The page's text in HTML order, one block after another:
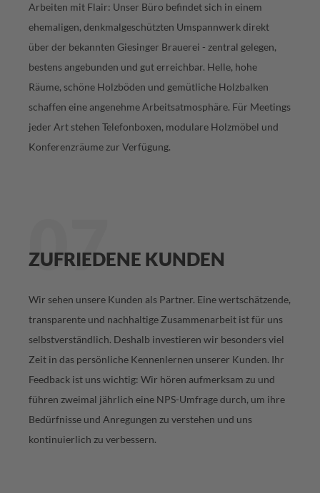
Arbeiten mit Flair: Unser Büro befindet sich in einem
ehemaligen, denkmalgeschützten Umspannwerk direkt
über der bekannten Giesinger Brauerei - zentral gelegen,
bestens angebunden und gut erreichbar. Helle, hohe
Räume, schöne Holzböden und gemütliche Holzbalken
schaffen eine angenehme Arbeitsatmosphäre. Für Meetings
jeder Art stehen Telefonboxen, modulare Holzmöbel und
Konferenzräume zur Verfügung.
07
ZUFRIEDENE KUNDEN
Wir sehen unsere Kunden als Partner. Eine wertschätzende,
transparente und nachhaltige Zusammenarbeit ist für uns
selbstverständlich. Deshalb investieren wir besonders viel
Zeit in das persönliche Kennenlernen unserer Kunden. Ihr
Feedback ist uns wichtig: Wir hören aufmerksam zu und
führen zweimal jährlich eine NPS-Umfrage durch, um ihre
Bedürfnisse und Anregungen zu verstehen und uns
kontinuierlich zu verbessern.